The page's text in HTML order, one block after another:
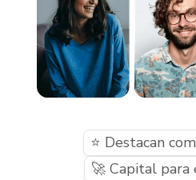
⭐ Destacan
🚀 Capital